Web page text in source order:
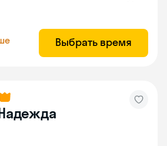
Выбрать время